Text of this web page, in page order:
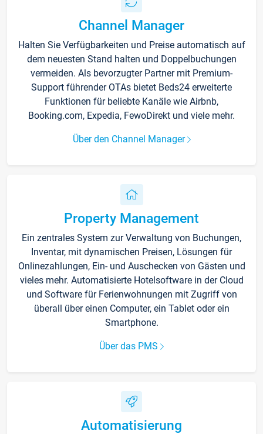
Channel Manager
Halten Sie Verfügbarkeiten und Preise automatisch auf
dem neuesten Stand halten und Doppelbuchungen
vermeiden. Als bevorzugter Partner mit Premium-
Support führender OTAs bietet Beds24 erweiterte
Funktionen für beliebte Kanäle wie Airbnb,
Booking.com, Expedia, FewoDirekt und viele mehr.
Über den Channel Manager
Property Management
Ein zentrales System zur Verwaltung von Buchungen,
Inventar, mit dynamischen Preisen, Lösungen für
Onlinezahlungen, Ein- und Auschecken von Gästen und
vieles mehr. Automatisierte Hotelsoftware in der Cloud
und Software für Ferienwohnungen mit Zugriff von
überall über einen Computer, ein Tablet oder ein
Smartphone.
Über das PMS
Automatisierung